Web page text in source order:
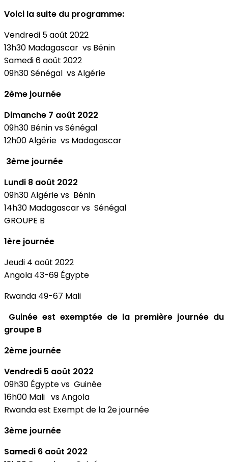
Voici la suite du programme:
Vendredi 5 août 2022
13h30 Madagascar vs Bénin
Samedi 6 août 2022
09h30 Sénégal vs Algérie
2ème journée
Dimanche 7 août 2022
09h30 Bénin vs Sénégal
12h00 Algérie vs Madagascar
3ème journée
Lundi 8 août 2022
09h30 Algérie vs Bénin
14h30 Madagascar vs Sénégal
GROUPE B
1ère journée
Jeudi 4 août 2022
Angola 43-69 Égypte
Rwanda 49-67 Mali
Guinée est exemptée de la première journée du
groupe B
2ème journée
Vendredi 5 août 2022
09h30 Égypte vs Guinée
16h00 Mali vs Angola
Rwanda est Exempt de la 2e journée
3ème journée
Samedi 6 août 2022